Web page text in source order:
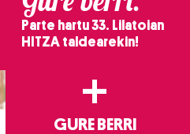
Parte hartu 33. Lilatoian
HITZA taldearekin!
+
GURE BERRI